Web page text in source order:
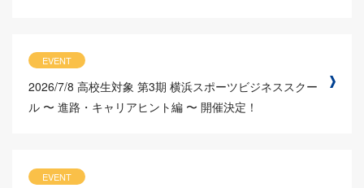
EVENT
2026/7/8 高校生対象 第3期 横浜スポーツビジネススクー
ル 〜 進路・キャリアヒント編 〜 開催決定！
EVENT